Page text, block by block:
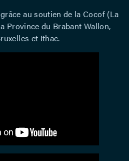
au soutien de la Cocof (La
Province du Brabant Wallon,
et Ithac.